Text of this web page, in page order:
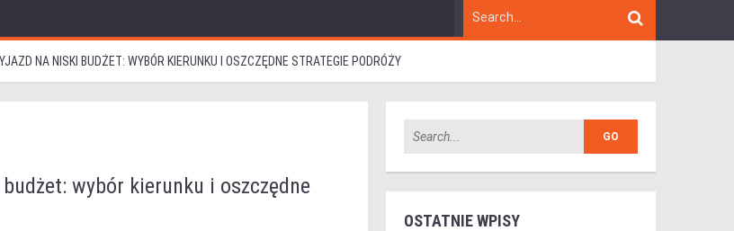
NA NISKI BUDŻET: WYBÓR KIERUNKU I OSZCZĘDNE STRATEGIE PODRÓŻY
wybór kierunku i oszczędne
OSTATNIE WPISY